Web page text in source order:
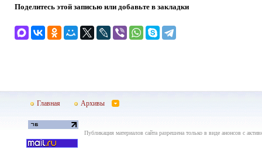
Поделитесь этой записью или добавьте в закладки
Главная Архивы
Публикация материалов сайта разрешена только в виде анонсов с